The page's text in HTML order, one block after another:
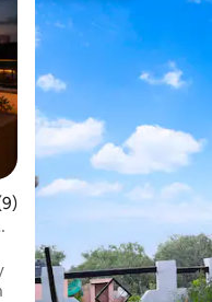
5점(5점 만점), 후기 9개